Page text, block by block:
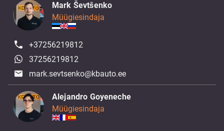
Mark Ševtšenko
Müügiesindaja
+37256219812
37256219812
mark.sevtsenko@kbauto.ee
Alejandro Goyeneche
Müügiesindaja